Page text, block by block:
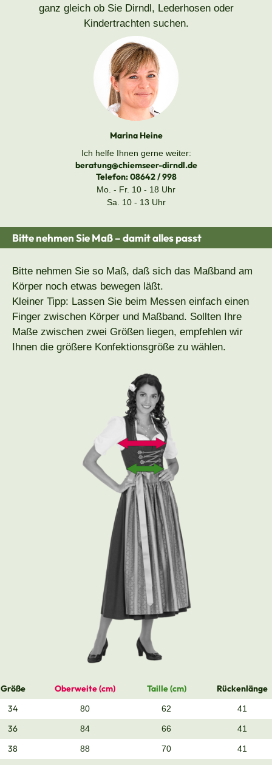
ganz gleich ob Sie Dirndl, Lederhosen oder
Kindertrachten suchen.
Marina Heine
Ich helfe Ihnen gerne weiter:
beratung@chiemseer-dirndl.de
Telefon:08642 / 998
Mo. - Fr. 10 - 18 Uhr
Sa. 10 - 13 Uhr
Bitte nehmen Sie Maß – damit alles passt
Bitte nehmen Sie so Maß, daß sich das Maßband am
Körper noch etwas bewegen läßt.
Kleiner Tipp: Lassen Sie beim Messen einfach einen
Finger zwischen Körper und Maßband. Sollten Ihre
Maße zwischen zwei Größen liegen, empfehlen wir
Ihnen die größere Konfektionsgröße zu wählen.
Größe Oberweite (cm) Taille (cm)
Rückenlänge
34
80 62 41
36 84 66 41
38 88 70 41